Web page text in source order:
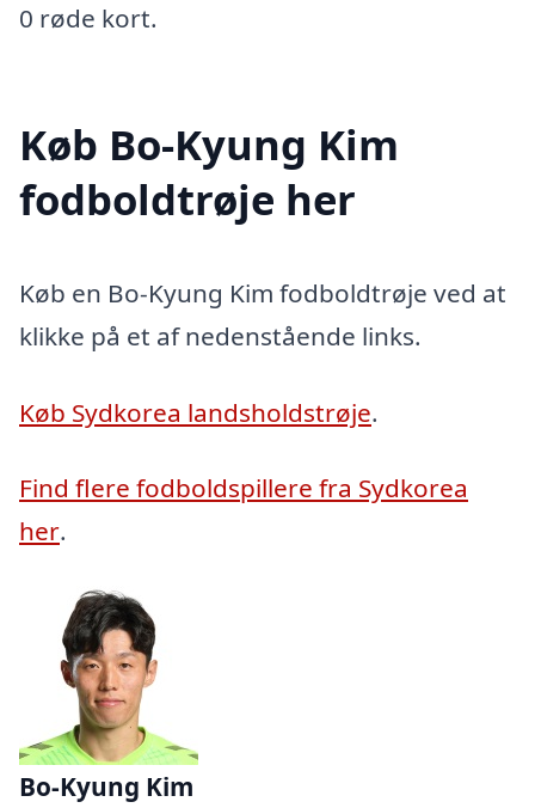
0 røde kort.
Køb Bo-Kyung Kim
fodboldtrøje her
Køb en Bo-Kyung Kim fodboldtrøje ved at
klikke på et af nedenstående links.
Køb Sydkorea landsholdstrøje.
Find flere fodboldspillere fra Sydkorea
her.
Bo-Kyung Kim